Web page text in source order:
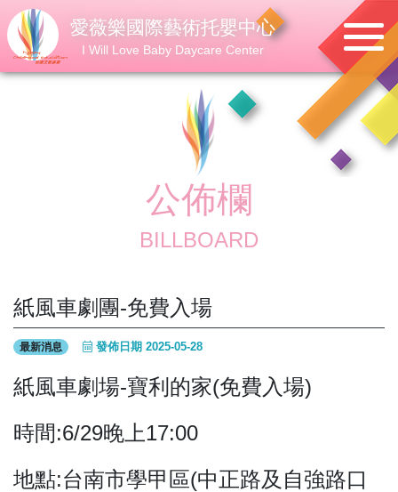
愛薇樂國際藝術托嬰中心
I Will Love Baby Daycare Center
公佈欄
BILLBOARD
紙風車劇團-免費入場
最新消息 發佈日期 2025-05-28
紙風車劇場-寶利的家(免費入場)
時間:6/29晚上17:00
地點:台南市學甲區(中正路及自強路口